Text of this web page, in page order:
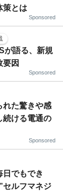
策とは
Sponsored
が語る、新規
要因
Sponsored
れた驚きや感
続ける電通の
Sponsored
日でもでき
セルフマネジ